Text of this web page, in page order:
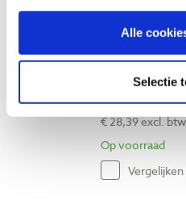
Alle
Selectie
Spear &
508 mm
Artikelnummer:
€ 34,35 incl.
€ 28,39 excl. btw
Op voorraad
Vergelijken